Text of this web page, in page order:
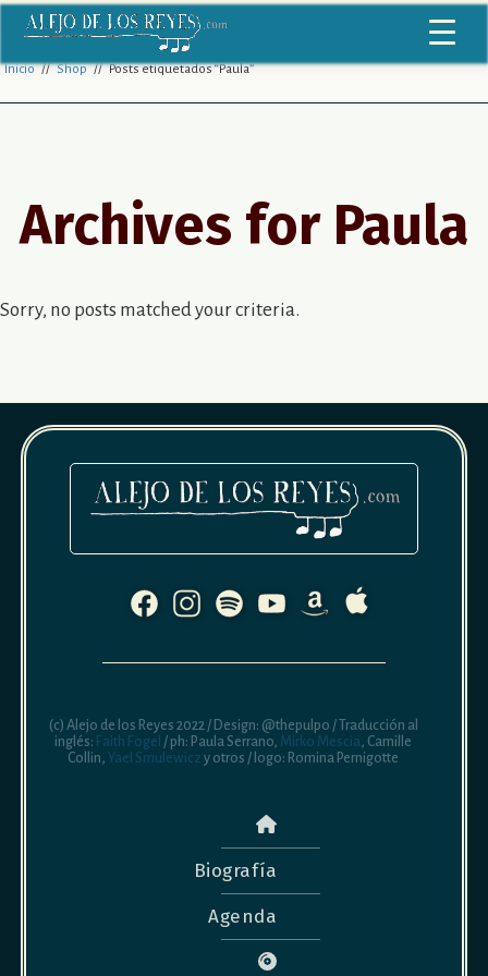
Inicio//Shop// Posts etiquetados “Paula”
Archives for Paula
Sorry, no posts matched your criteria.
(c) Alejo de los Reyes 2022 / Design: @thepulpo / Traducción al
inglés: Faith Fogel / ph: Paula Serrano, Mirko Mescia , Camille
Collin, Yael Smulewicz y otros / logo: Romina Pernigotte
Biografía
Agenda